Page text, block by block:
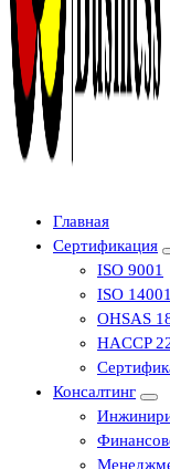
Центр
оформление
Главная
Сертификация
ISO 9001
ISO 14001
OHSAS
HACCP
Консалтинг